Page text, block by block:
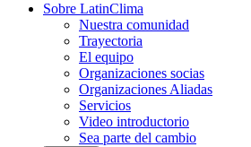
Sobre LatinClima
Nuestra comunidad
Trayectoria
El equipo
Organizaciones socias
Organizaciones Aliadas
Servicios
Video introductorio
Sea parte del cambio